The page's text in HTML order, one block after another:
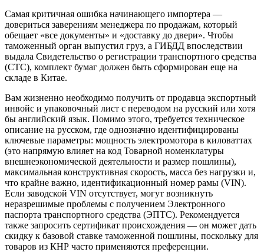
Самая критичная ошибка начинающего импортера —
довериться заверениям менеджера по продажам, который
обещает «все документы» и «доставку до двери». Чтобы
таможенный орган выпустил груз, а ГИБДД впоследствии
выдала Свидетельство о регистрации транспортного средства
(СТС), комплект бумаг должен быть сформирован еще на
складе в Китае.
Вам жизненно необходимо получить от продавца экспортный
инвойс и упаковочный лист с переводом на русский или хотя
бы английский язык. Помимо этого, требуется техническое
описание на русском, где однозначно идентифицированы
ключевые параметры: мощность электромотора в киловаттах
(это напрямую влияет на код Товарной номенклатуры
внешнеэкономической деятельности и размер пошлины),
максимальная конструктивная скорость, масса без нагрузки и,
что крайне важно, идентификационный номер рамы (VIN).
Если заводской VIN отсутствует, могут возникнуть
неразрешимые проблемы с получением Электронного
паспорта транспортного средства (ЭПТС). Рекомендуется
также запросить сертификат происхождения — он может дать
скидку к базовой ставке таможенной пошлины, поскольку для
товаров из КНР часто применяются преференции.